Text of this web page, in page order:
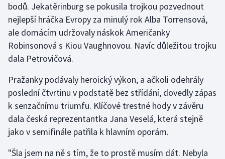
bodů. Jekatěrinburg se pokusila trojkou pozvednout
nejlepší hráčka Evropy za minulý rok Alba Torrensová,
ale domácím udržovaly náskok Američanky
Robinsonová s Kiou Vaughnovou. Navíc důležitou trojku
dala Petrovičová.
Pražanky podávaly heroický výkon, a ačkoli odehrály
poslední čtvrtinu v podstatě bez střídání, dovedly zápas
k senzačnímu triumfu. Klíčové trestné hody v závěru
dala česká reprezentantka Jana Veselá, která stejně
jako v semifinále patřila k hlavním oporám.
"Šla jsem na ně s tím, že to prostě musím dát. Nebyla